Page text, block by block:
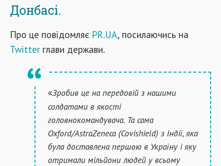
Донбасі.
Про це повідомляє PR.UA, посилаючись на
Twitter глави держави.
«Зробив це на передовій з нашими
солдатами в якості
головнокомандувача. Та сама
Oxford/AstraZeneca (Covishield) з Індії, яка
була доставлена першою в Україну і яку
отримали мільйони людей у всьому